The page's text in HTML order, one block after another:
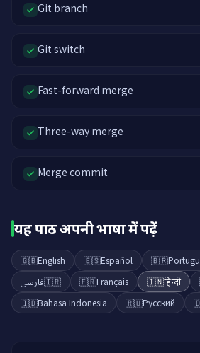
Git branch
Git switch
Fast-forward merge
Three-way merge
Merge commit
यह पाठ अपनी भाषा में पढ़ें
🇬🇧English 🇪🇸Español 🇧🇷
🇮🇷فارسی 🇫🇷Français 🇮🇳हिन्दी
🇮🇩Bahasa Indonesia 🇷🇺Русский